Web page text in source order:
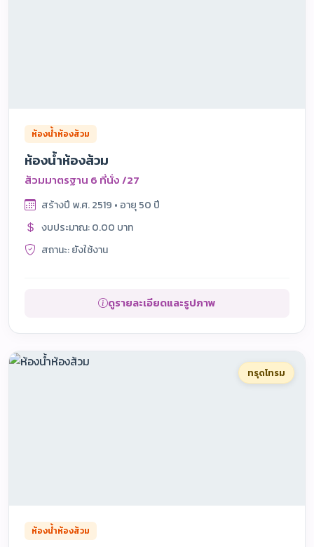
ห้องน้ำห้องส้วม
ห้องน้ำห้องส้วม
ส้วมมาตรฐาน 6 ที่นั่ง /27
สร้างปี พ.ศ. 2519 • อายุ 50 ปี
งบประมาณ: 0.00 บาท
สถานะ: ยังใช้งาน
ดูรายละเอียดและรูปภาพ
ทรุดโทรม
ห้องน้ำห้องส้วม